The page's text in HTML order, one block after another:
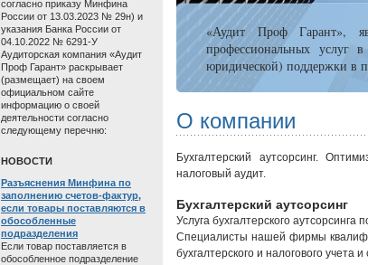
«Аудит Проф Гарант»,
профессиональных услуг
юридической) поддержки в
О компании
Бухгалтерский аутсорсинг.
налоговый аудит.
Бухгалтерский аутсорсинг
Услуга бухгалтерского
Специалисты нашей фирмы
бухгалтерского и налогового учета
согласно приказу Минфина
России от 13.03.2023 № 29н) и
указания Банка России от
04.10.2022 № 6291-У
Аудиторская компания «Аудит
Проф Гарант» раскрывает
(размещает) на своем
официальном сайте
информацию о своей
деятельности согласно
следующему перечню:
HОВОСТИ
Разъяснения Минфина по
заполнению счетов-фактур,
если товары поставляются в
обособленные
подразделения
Если товар поставляется в
обособленное подразделение